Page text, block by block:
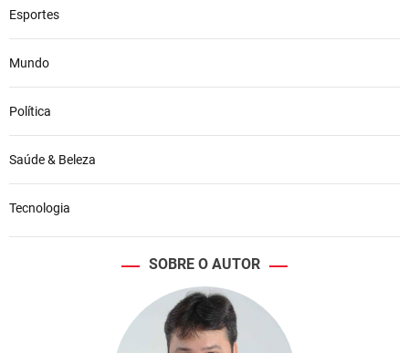
Esportes
Mundo
Política
Saúde & Beleza
Tecnologia
SOBRE O AUTOR